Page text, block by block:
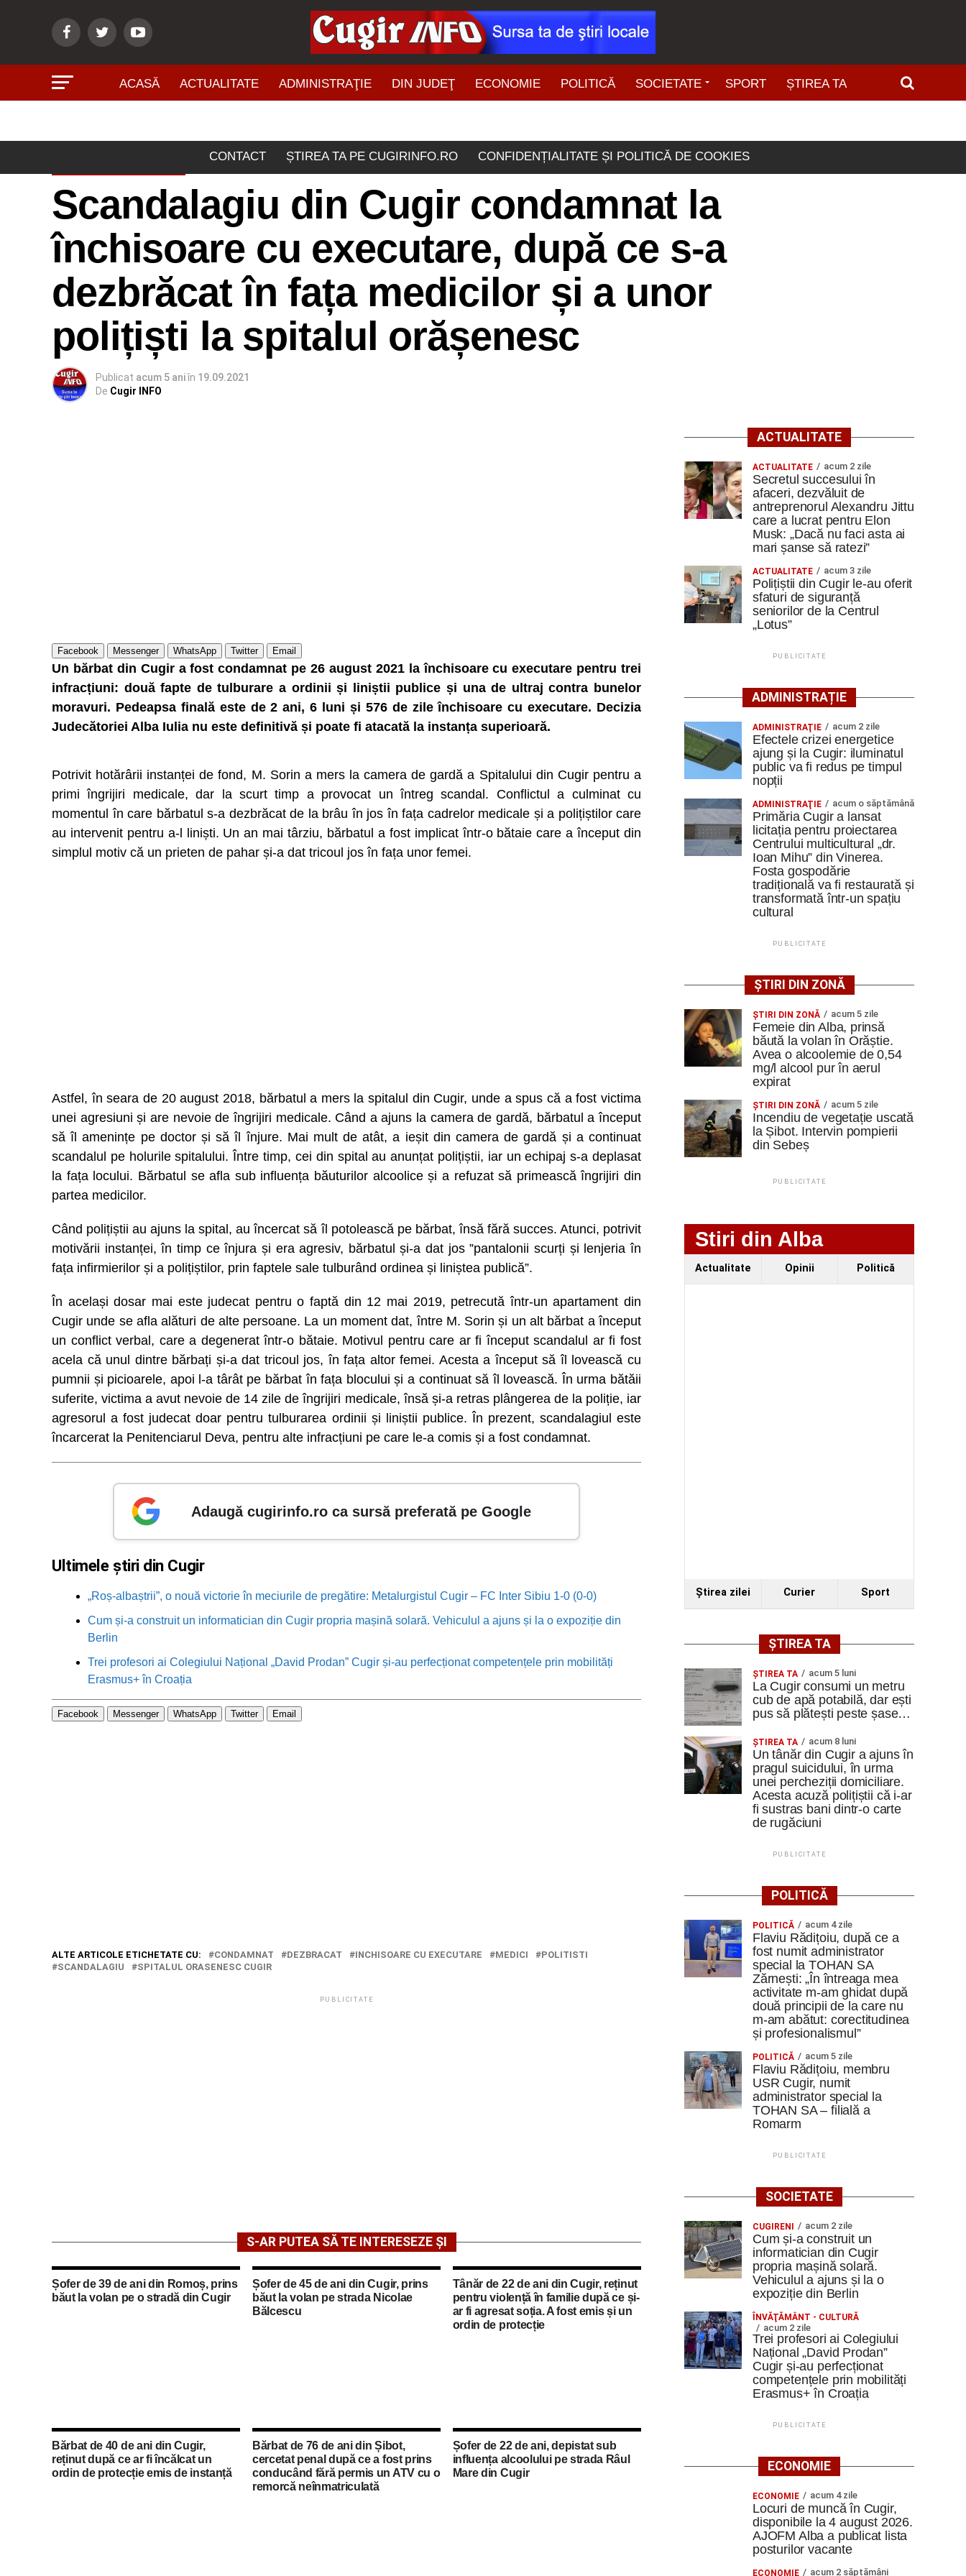
ACASĂ ACTUALITATE ADMINISTRAŢIE DIN JUDEŢ ECONOMIE POLITICĂ SOCIETATE SPORT ȘTIREA TA
CONTACT ȘTIREA TA PE CUGIRINFO.RO CONFIDENȚIALITATE ȘI POLITICĂ DE COOKIES
Scandalagiu din Cugir condamnat la
închisoare cu executare, după ce s-a
dezbrăcat în fața medicilor și a unor
polițiști la spitalul orășenesc
Publicat acum 5 aniîn 19.09.2021
De Cugir INFO
Facebook Messenger WhatsApp Twitter Email
Un bărbat din Cugir a fost condamnat pe 26 august 2021 la închisoare cu executare pentru trei
infracțiuni: două fapte de tulburare a ordinii și liniștii publice și una de ultraj contra bunelor
moravuri. Pedeapsa finală este de 2 ani, 6 luni și 576 de zile închisoare cu executare. Decizia
Judecătoriei Alba Iulia nu este definitivă și poate fi atacată la instanța superioară.
Potrivit hotărârii instanței de fond, M. Sorin a mers la camera de gardă a Spitalului din Cugir pentru a
primi îngrijiri medicale, dar la scurt timp a provocat un întreg scandal. Conflictul a culminat cu
momentul în care bărbatul s-a dezbrăcat de la brâu în jos în fața cadrelor medicale și a polițiștilor care
au intervenit pentru a-l liniști. Un an mai târziu, bărbatul a fost implicat într-o bătaie care a început din
simplul motiv că un prieten de pahar și-a dat tricoul jos în fața unor femei.
Astfel, în seara de 20 august 2018, bărbatul a mers la spitalul din Cugir, unde a spus că a fost victima
unei agresiuni și are nevoie de îngrijiri medicale. Când a ajuns la camera de gardă, bărbatul a început
să îl amenințe pe doctor și să îl înjure. Mai mult de atât, a ieșit din camera de gardă și a continuat
scandalul pe holurile spitalului. Între timp, cei din spital au anunțat polițiștii, iar un echipaj s-a deplasat
la fața locului. Bărbatul se afla sub influența băuturilor alcoolice și a refuzat să primească îngrijiri din
partea medicilor.
Când polițiștii au ajuns la spital, au încercat să îl potolească pe bărbat, însă fără succes. Atunci, potrivit
motivării instanței, în timp ce înjura și era agresiv, bărbatul și-a dat jos ”pantalonii scurți și lenjeria în
fața infirmierilor și a polițiștilor, prin faptele sale tulburând ordinea și liniștea publică”.
În același dosar mai este judecat pentru o faptă din 12 mai 2019, petrecută într-un apartament din
Cugir unde se afla alături de alte persoane. La un moment dat, între M. Sorin și un alt bărbat a început
un conflict verbal, care a degenerat într-o bătaie. Motivul pentru care ar fi început scandalul ar fi fost
acela că unul dintre bărbați și-a dat tricoul jos, în fața altor femei. Acesta a început să îl lovească cu
pumnii și picioarele, apoi l-a târât pe bărbat în fața blocului și a continuat să îl lovească. În urma bătăii
suferite, victima a avut nevoie de 14 zile de îngrijiri medicale, însă și-a retras plângerea de la poliție, iar
agresorul a fost judecat doar pentru tulburarea ordinii și liniștii publice. În prezent, scandalagiul este
încarcerat la Penitenciarul Deva, pentru alte infracțiuni pe care le-a comis și a fost condamnat.
Adaugă cugirinfo.ro ca sursă preferată pe Google
Ultimele știri din Cugir
„Roș-albaștrii”, o nouă victorie în meciurile de pregătire: Metalurgistul Cugir – FC Inter Sibiu 1-0 (0-0)
Cum și-a construit un informatician din Cugir propria mașină solară. Vehiculul a ajuns și la o expoziție din
Berlin
Trei profesori ai Colegiului Național „David Prodan” Cugir și-au perfecționat competențele prin mobilități
Erasmus+ în Croația
Facebook Messenger WhatsApp Twitter Email
ALTE ARTICOLE ETICHETATE CU: CONDAMNAT DEZBRACAT INCHISOARE CU EXECUTARE MEDICI
POLITISTI
SCANDALAGIU
SPITALUL ORASENESC CUGIR
PUBLICITATE
S-AR PUTEA SĂ TE INTERESEZE ȘI
Șofer de 39 de ani din Romoș, prins
băut la volan pe o stradă din Cugir
Șofer de 45 de ani din Cugir, prins
băut la volan pe strada Nicolae
Bălcescu
Tânăr de 22 de ani din Cugir, reținut
pentru violență în familie după ce și-
ar fi agresat soția. A fost emis și un
ordin de protecție
Bărbat de 40 de ani din Cugir,
reținut după ce ar fi încălcat un
ordin de protecție emis de instanță
Bărbat de 76 de ani din Șibot,
cercetat penal după ce a fost prins
conducând fără permis un ATV cu o
remorcă neînmatriculată
Șofer de 22 de ani, depistat sub
influența alcoolului pe strada Râul
Mare din Cugir
ACTUALITATE
ACTUALITATE acum 2 zile
Secretul succesului în
afaceri, dezvăluit de
antreprenorul Alexandru Jittu
care a lucrat pentru Elon
Musk: „Dacă nu faci asta ai
mari șanse să ratezi”
ACTUALITATE acum 3 zile
Polițiștii din Cugir le-au oferit
sfaturi de siguranță
seniorilor de la Centrul
„Lotus”
PUBLICITATE
ADMINISTRAȚIE
ADMINISTRAŢIE acum 2 zile
Efectele crizei energetice
ajung și la Cugir: iluminatul
public va fi redus pe timpul
nopții
ADMINISTRAŢIE acum o săptămână
Primăria Cugir a lansat
licitația pentru proiectarea
Centrului multicultural „dr.
Ioan Mihu” din Vinerea.
Fosta gospodărie
tradițională va fi restaurată și
transformată într-un spațiu
cultural
PUBLICITATE
ȘTIRI DIN ZONĂ
ŞTIRI DIN ZONĂ acum 5 zile
Femeie din Alba, prinsă
băută la volan în Orăștie.
Avea o alcoolemie de 0,54
mg/l alcool pur în aerul
expirat
ŞTIRI DIN ZONĂ acum 5 zile
Incendiu de vegetație uscată
la Șibot. Intervin pompierii
din Sebeș
PUBLICITATE
Stiri din Alba
Actualitate Opinii Politică
Ştirea zilei Curier Sport
ȘTIREA TA
ȘTIREA TA acum 5 luni
La Cugir consumi un metru
cub de apă potabilă, dar ești
pus să plătești peste șase…
ȘTIREA TA acum 8 luni
Un tânăr din Cugir a ajuns în
pragul suicidului, în urma
unei percheziții domiciliare.
Acesta acuză polițiștii că i-ar
fi sustras bani dintr-o carte
de rugăciuni
PUBLICITATE
POLITICĂ
POLITICĂ acum 4 zile
Flaviu Rădițoiu, după ce a
fost numit administrator
special la TOHAN SA
Zărnești: „În întreaga mea
activitate m-am ghidat după
două principii de la care nu
m-am abătut: corectitudinea
și profesionalismul”
POLITICĂ acum 5 zile
Flaviu Rădițoiu, membru
USR Cugir, numit
administrator special la
TOHAN SA – filială a
Romarm
PUBLICITATE
SOCIETATE
CUGIRENI acum 2 zile
Cum și-a construit un
informatician din Cugir
propria mașină solară.
Vehiculul a ajuns și la o
expoziție din Berlin
ÎNVĂŢĂMÂNT - CULTURĂ
acum 2 zile
Trei profesori ai Colegiului
Național „David Prodan”
Cugir și-au perfecționat
competențele prin mobilități
Erasmus+ în Croația
PUBLICITATE
ECONOMIE
ECONOMIE acum 4 zile
Locuri de muncă în Cugir,
disponibile la 4 august 2026.
AJOFM Alba a publicat lista
posturilor vacante
ECONOMIE acum 2 săptămâni